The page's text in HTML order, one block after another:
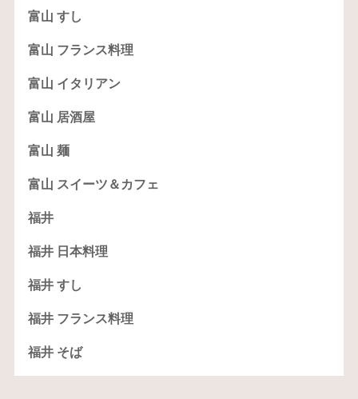
富山 すし
富山 フランス料理
富山 イタリアン
富山 居酒屋
富山 麺
富山 スイーツ＆カフェ
福井
福井 日本料理
福井 すし
福井 フランス料理
福井 そば